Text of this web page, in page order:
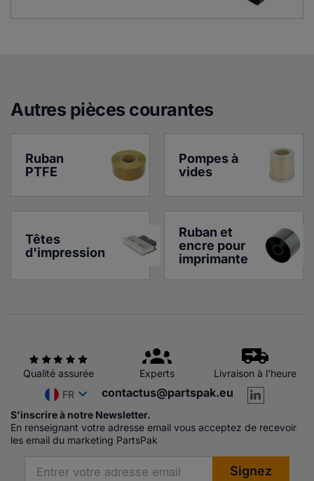
Autres pièces courantes
Ruban
PTFE
Pompes à
vides
Têtes
d'impression
Ruban et
encre pour
imprimante
Qualité assurée Experts
Livraison à l'heure
FR
contactus@partspak.eu
S'inscrire à notre Newsletter.
En renseignant votre adresse email vous acceptez de recevoir
les email du marketing PartsPak